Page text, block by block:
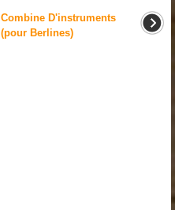
Combine D'instruments
(pour Berlines)